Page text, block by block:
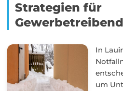
Strategien für
In
um